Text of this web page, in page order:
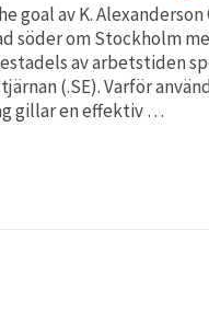
av K. Alexanderson
söder om Stockholm
av arbetstiden
(.SE). Varför
gillar en effektiv …